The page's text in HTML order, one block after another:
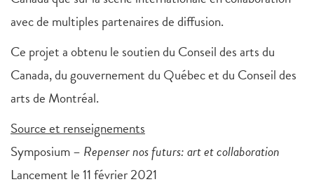
avec de multiples partenaires de diffusion.
Ce projet a obtenu le soutien du Conseil des arts du
Canada, du gouvernement du Québec et du Conseil des
arts de Montréal.
Source et renseignements
Symposium – Repenser nos futurs: art et collaboration
Lancement le 11 février 2021